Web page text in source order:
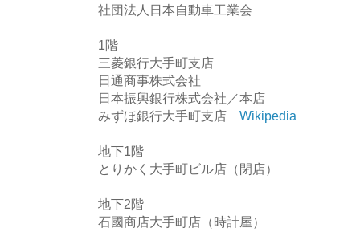
社団法人日本自動車工業会
1階
三菱銀行大手町支店
日通商事株式会社
日本振興銀行株式会社／本店
みずほ銀行大手町支店 Wikipedia
地下1階
とりかく大手町ビル店（閉店）
地下2階
石國商店大手町店（時計屋）